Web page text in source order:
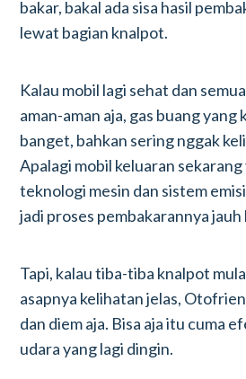
bakar, bakal ada sisa hasil
lewat bagian knalpot.
Kalau mobil lagi sehat dan
aman-aman aja, gas buang yang
banget, bahkan sering nggak
Apalagi mobil keluaran sekarang
teknologi mesin dan sistem
jadi proses pembakarannya
Tapi, kalau tiba-tiba knalpot
asapnya kelihatan jelas,
dan diem aja. Bisa aja itu cuma
udara yang lagi dingin.